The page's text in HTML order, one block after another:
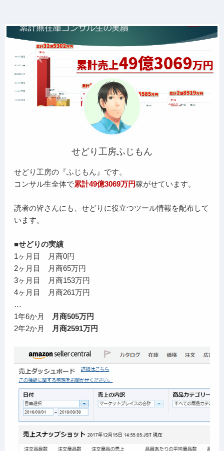
せどり工房ふじもん
せどり工房の『ふじもん』です。
コンサル生全体で累計49億3069万円稼がせています。
読者の皆さんにも、せどりに役立つツール情報を配布して
います。
■せどりの実績
1ヶ月目 月商0円
2ヶ月目 月商65万円
3ヶ月目 月商153万円
4ヶ月目 月商261万円
…
1年6か月
月商505万円
2年2か月
月商2591万円